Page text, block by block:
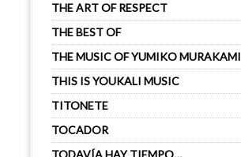
THE ART OF RESPECT
THE BEST OF
THE MUSIC OF YUMIKO MURAKAMI
THIS IS YOUKALI MUSIC
TITONETE
TOCADOR
TODAVÍA HAY TIEMPO…